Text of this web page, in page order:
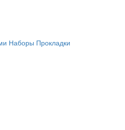
Наборы Прокладки